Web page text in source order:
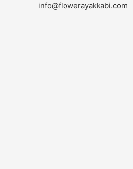
info@flowerayakkabi.com